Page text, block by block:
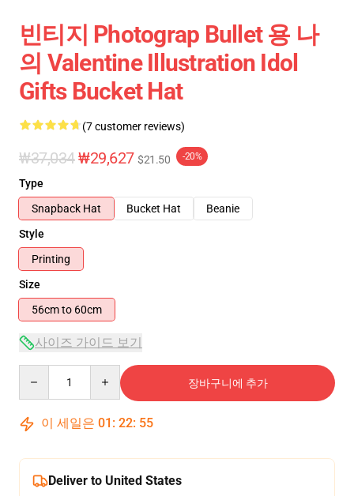
빈티지 Photograp Bullet 용 나
의 Valentine Illustration Idol
Gifts Bucket Hat
(7 customer reviews)
₩37,034₩29,627 $21.50 -20%
Type
Snapback Hat
Bucket Hat
Beanie
Style
Printing
Size
56cm to 60cm
사이즈 가이드 보기
장바구니에 추가
이 세일은 01 : 22: 54
Deliver to United States